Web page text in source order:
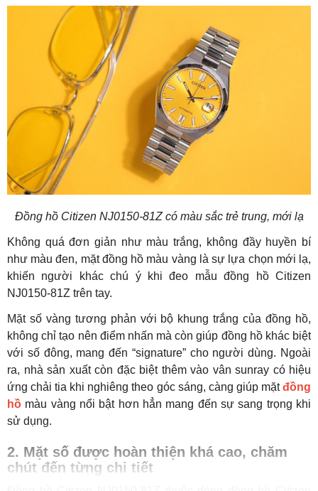
Đồng hồ Citizen NJ0150-81Z có màu sắc trẻ trung, mới lạ
Không quá đơn giản như màu trắng, không đầy huyền bí
như màu đen, mặt đồng hồ màu vàng là sự lựa chọn mới lạ,
khiến người khác chú ý khi đeo mẫu đồng hồ Citizen
NJ0150-81Z trên tay.
Mặt số vàng tương phản với bộ khung trắng của đồng hồ,
không chỉ tạo nên điểm nhấn mà còn giúp đồng hồ khác biệt
với số đông, mang đến “signature” cho người dùng. Ngoài
ra, nhà sản xuất còn đặc biệt thêm vào vân sunray có hiệu
ứng chải tia khi nghiêng theo góc sáng, càng giúp mặtđồng
hồ màu vàng nổi bật hơn hẳn mang đến sự sang trọng khi
sử dụng.
2. Mặt số được hoàn thiện khá cao, chăm
chút đến từng chi tiết